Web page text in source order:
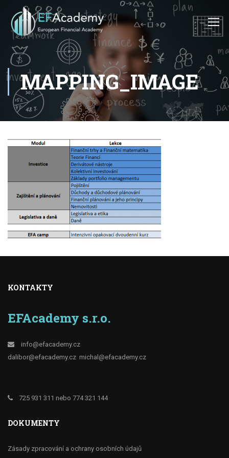
MAPPING_IMAGE
KONTAKTY
EFAcademy s.r.o.
info@efacademy.cz
dalibor@efacademy.cz michal@efacademy.cz
725 931 311 nebo 774 321 144
DOKUMENTY
Zásady zpracování a ochrany osobních údajů